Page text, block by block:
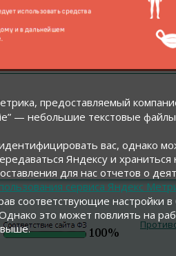
предоставляемый
— небольшие текстовые
вас, однако
Яндексу и
для нас отчетов о
сервиса Яндекс
соответствующие
это может повлиять на
выше.